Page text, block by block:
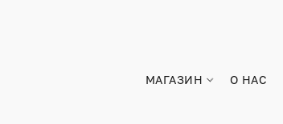
МАГАЗИН О НАС